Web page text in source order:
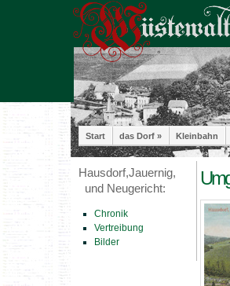
Start das Dorf » Kleinbahn
Hausdorf,Jauernig,
und Neugericht:
Chronik
Vertreibung
Bilder